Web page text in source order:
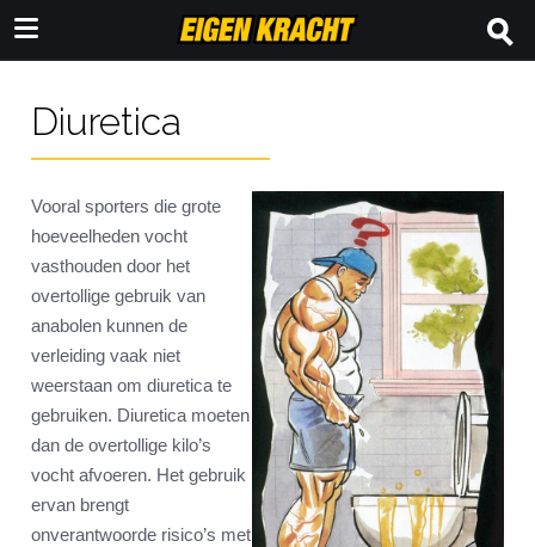
Diuretica
Vooral sporters die grote
hoeveelheden vocht
vasthouden door het
overtollige gebruik van
anabolen kunnen de
verleiding vaak niet
weerstaan om diuretica te
gebruiken. Diuretica moeten
dan de overtollige kilo’s
vocht afvoeren. Het gebruik
ervan brengt
onverantwoorde risico’s met